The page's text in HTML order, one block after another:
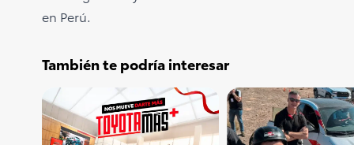
en Perú.
También te podría interesar